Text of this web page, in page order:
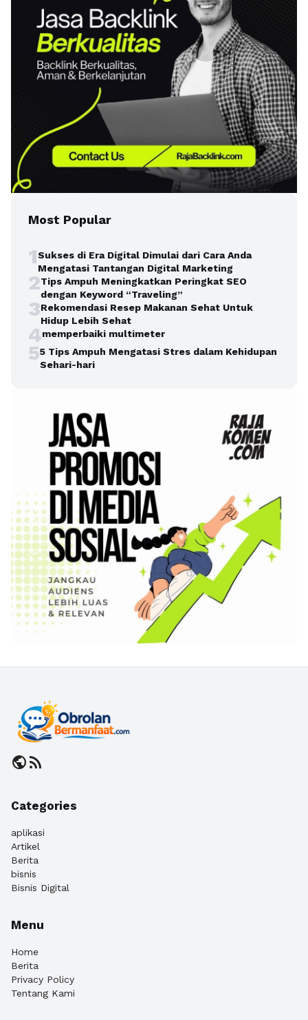
Most Popular
1Sukses di Era Digital Dimulai dari Cara Anda
Mengatasi Tantangan Digital Marketing
2Tips Ampuh Meningkatkan Peringkat SEO
dengan Keyword “Traveling”
3Rekomendasi Resep Makanan Sehat Untuk
Hidup Lebih Sehat
4memperbaiki multimeter
55 Tips Ampuh Mengatasi Stres dalam Kehidupan
Sehari-hari
publicrss_feed
Categories
aplikasi
Artikel
Berita
bisnis
Bisnis Digital
Menu
Home
Berita
Privacy Policy
Tentang Kami